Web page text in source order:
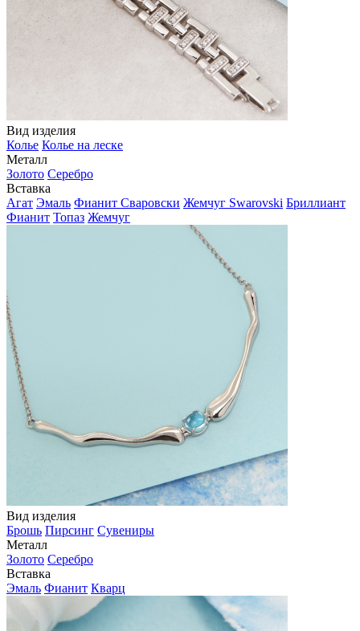
Вид изделия
Колье Колье на леске
Металл
Золото Серебро
Вставка
Агат Эмаль Фианит Сваровски Жемчуг Swarovski Бриллиант
Фианит Топаз Жемчуг
Вид изделия
Брошь Пирсинг Сувениры
Металл
Золото Серебро
Вставка
Эмаль Фианит Кварц